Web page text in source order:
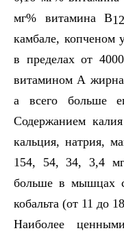
мг% витаминаB12
камбале, копченом
в пределах от
витамином А
а всего больше
Содержанием
кальция, натрия,
154, 54, 34, 3,4
больше в мышцах
кобальта (от 11 до
Наиболее